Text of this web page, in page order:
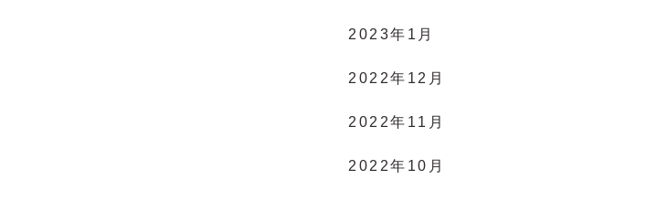
2023年1月
2022年12月
2022年11月
2022年10月